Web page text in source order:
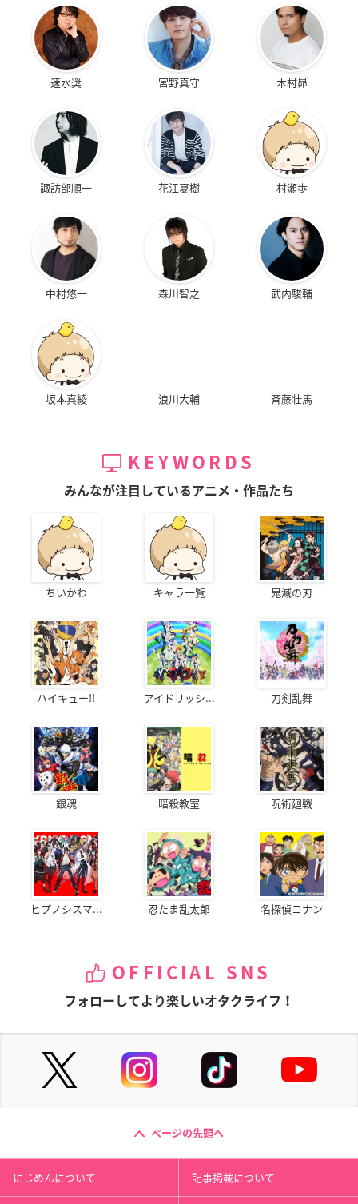
er））＋すべての電子書籍特典
アニメイトブックストア
描きおろしイラストミニ色紙データ(※紙本と共通)＋すべての
電子書籍特典
速水奨 宮野真守 木村昴
諏訪部順一 花江夏樹 村瀬歩
中村悠一 森川智之 武内駿輔
坂本真綾 浪川大輔 斉藤壮馬
KEYWORDS
みんなが注目しているアニメ・作品たち
ちいかわ キャラ一覧 鬼滅の刃
ハイキュー!! アイドリッシ... 刀剣乱舞
銀魂 暗殺教室 呪術廻戦
ヒプノシスマ... 忍たま乱太郎 名探偵コナン
OFFICIAL SNS
フォローしてより楽しいオタクライフ！
ページの先頭へ
にじめんについて 記事掲載について